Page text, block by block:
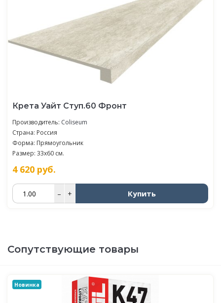
Крета Уайт Ступ.60 Фронт
Производитель: Coliseum
Страна: Россия
Форма: Прямоугольник
Размер: 33x60 см.
4 620 руб.
– + Купить
Сопутствующие товары
Новинка